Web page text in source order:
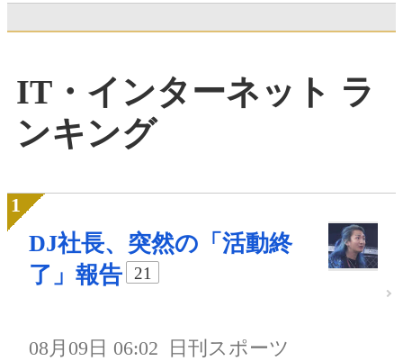
IT・インターネット ラ
ンキング
DJ社長、突然の「活動終
了」報告
21
08月09日 06:02 日刊スポーツ